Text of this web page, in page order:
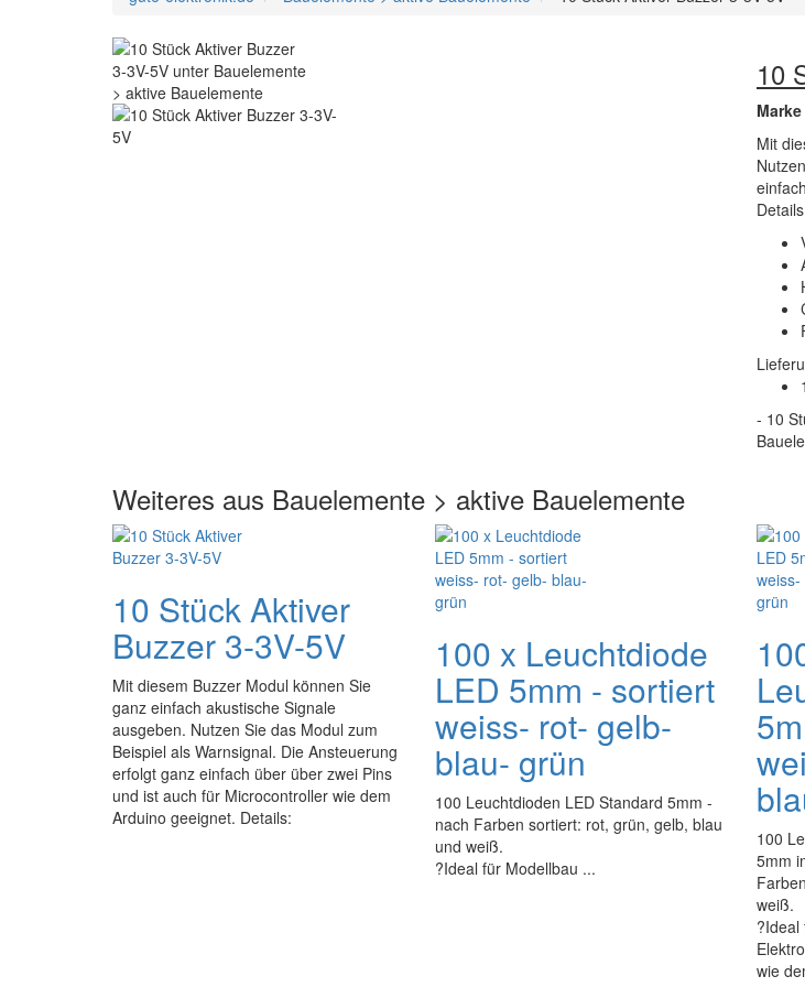
10
Mit
- 10
Weiteres aus Bauelemente > aktive Bauelemente
10 Stück Aktiver
Buzzer 3-3V-5V
Mit diesem Buzzer Modul können Sie
ganz einfach akustische Signale
ausgeben. Nutzen Sie das Modul zum
Beispiel als Warnsignal. Die Ansteuerung
erfolgt ganz einfach über über zwei Pins
und ist auch für Microcontroller wie dem
Arduino geeignet. Details:
100 x Leuchtdiode
LED 5mm - sortiert
weiss- rot- gelb-
blau- grün
100 Leuchtdioden LED Standard 5mm -
nach Farben sortiert: rot, grün, gelb, blau
und weiß.
?Ideal für Modellbau ...
100
5mm
weiß.
?Ideal
wie